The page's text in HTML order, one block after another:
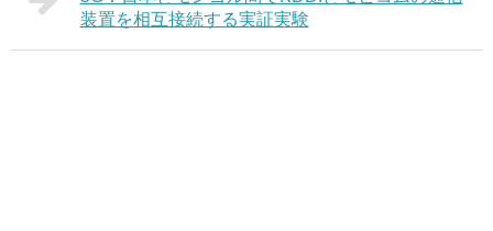
装置を相互接続する実証実験